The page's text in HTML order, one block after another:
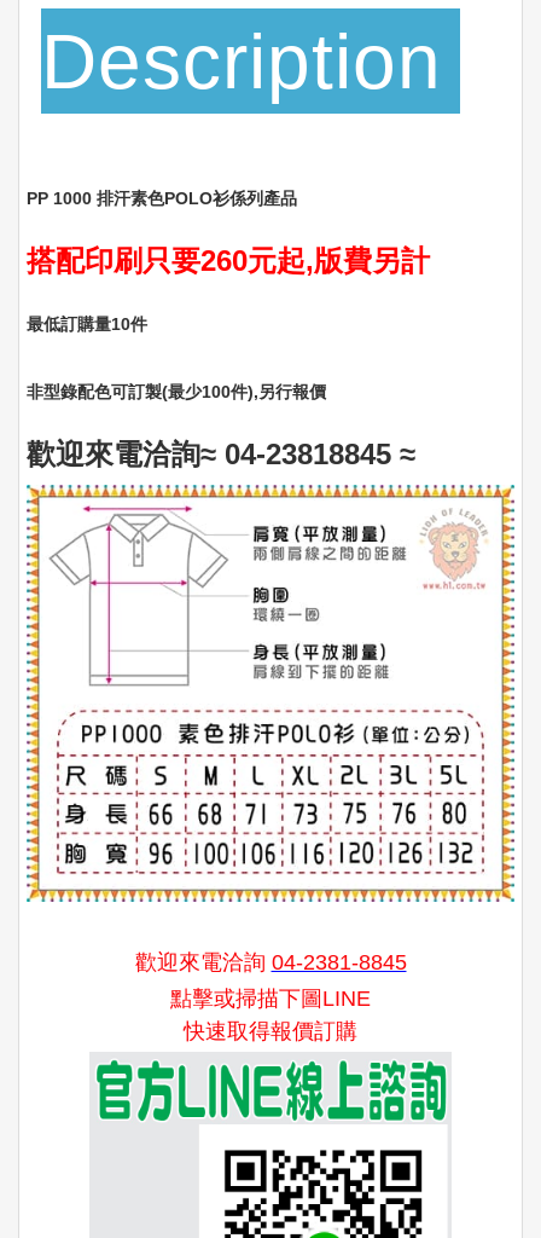
Description
PP 1000 排汗素色POLO衫係列產品
搭配印刷只要260元起,版費另計
最低訂購量10件
非型錄配色可訂製(最少100件)‚另行報價
歡迎來電洽詢≈ 04-23818845 ≈
歡迎來電洽詢 04-2381-8845
點擊或掃描下圖LINE
快速取得報價訂購